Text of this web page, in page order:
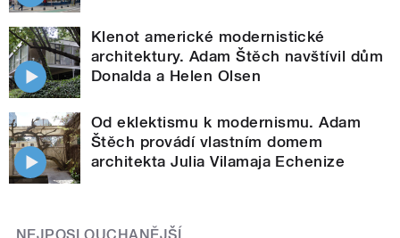
Klenot americké modernistické
architektury. Adam Štěch navštívil dům
Donalda a Helen Olsen
Od eklektismu k modernismu. Adam
Štěch provádí vlastním domem
architekta Julia Vilamaja Echenize